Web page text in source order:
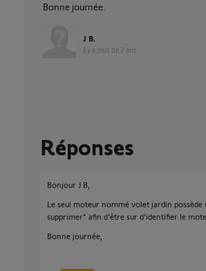
Bonne journée.
J B.
il y a plus de 2 ans
Réponses
Bonjour J B,
Le seul moteur nommé volet jardin
supprimer" afin d'être sur d'identifier le
Bonne journée,